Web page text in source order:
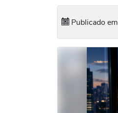
Publicado em